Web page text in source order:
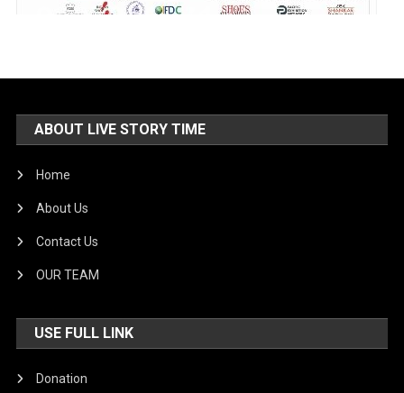
ABOUT LIVE STORY TIME
Home
About Us
Contact Us
OUR TEAM
USE FULL LINK
Donation